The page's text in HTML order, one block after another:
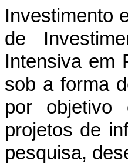
Investimento
de
Intensiva em
sob a forma
por objetivo
projetos de
pesquisa,